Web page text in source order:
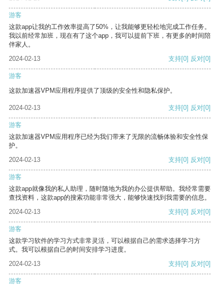
游客
这款app让我的工作效率提高了50%，让我能够更轻松地完成工作任务。
我以前经常加班，现在有了这个app，我可以提前下班，有更多的时间陪
伴家人。
2024-02-13
支持[0] 反对[0]
游客
这款加速器VPM应用程序提供了顶级的安全性和隐私保护。
2024-02-13 支持[0] 反对[0]
游客
这款加速器VPM应用程序已经为我们带来了无限的流畅体验和安全性保
护。
2024-02-13
支持[0] 反对[0]
游客
这款app就像我的私人助理，随时随地为我的办公提供帮助。我经常需要
查找资料，这款app的搜索功能非常强大，能够快速找到我需要的信息。
2024-02-13
支持[0] 反对[0]
游客
这款学习软件的学习方式非常灵活，可以根据自己的需求选择学习方
式。我可以根据自己的时间安排学习进度。
2024-02-13
支持[0] 反对[0]
游客